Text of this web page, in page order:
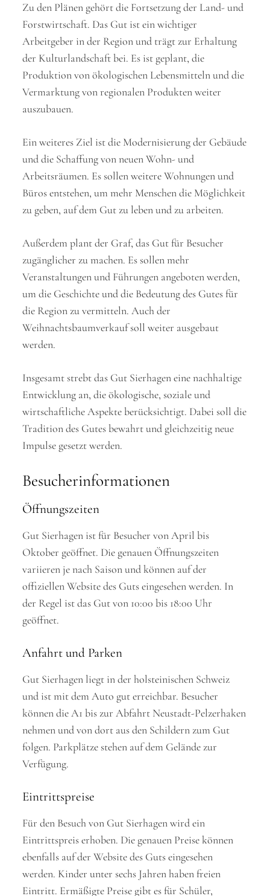
Zu den Plänen gehört die Fortsetzung der Land- und
Forstwirtschaft. Das Gut ist ein wichtiger
Arbeitgeber in der Region und trägt zur Erhaltung
der Kulturlandschaft bei. Es ist geplant, die
Produktion von ökologischen Lebensmitteln und die
Vermarktung von regionalen Produkten weiter
auszubauen.
Ein weiteres Ziel ist die Modernisierung der Gebäude
und die Schaffung von neuen Wohn- und
Arbeitsräumen. Es sollen weitere Wohnungen und
Büros entstehen, um mehr Menschen die Möglichkeit
zu geben, auf dem Gut zu leben und zu arbeiten.
Außerdem plant der Graf, das Gut für Besucher
zugänglicher zu machen. Es sollen mehr
Veranstaltungen und Führungen angeboten werden,
um die Geschichte und die Bedeutung des Gutes für
die Region zu vermitteln. Auch der
Weihnachtsbaumverkauf soll weiter ausgebaut
werden.
Insgesamt strebt das Gut Sierhagen eine nachhaltige
Entwicklung an, die ökologische, soziale und
wirtschaftliche Aspekte berücksichtigt. Dabei soll die
Tradition des Gutes bewahrt und gleichzeitig neue
Impulse gesetzt werden.
Besucherinformationen
Öffnungszeiten
Gut Sierhagen ist für Besucher von April bis
Oktober geöffnet. Die genauen Öffnungszeiten
variieren je nach Saison und können auf der
offiziellen Website des Guts eingesehen werden. In
der Regel ist das Gut von 10:00 bis 18:00 Uhr
geöffnet.
Anfahrt und Parken
Gut Sierhagen liegt in der holsteinischen Schweiz
und ist mit dem Auto gut erreichbar. Besucher
können die A1 bis zur Abfahrt Neustadt-Pelzerhaken
nehmen und von dort aus den Schildern zum Gut
folgen. Parkplätze stehen auf dem Gelände zur
Verfügung.
Eintrittspreise
Für den Besuch von Gut Sierhagen wird ein
Eintrittspreis erhoben. Die genauen Preise können
ebenfalls auf der Website des Guts eingesehen
werden. Kinder unter sechs Jahren haben freien
Eintritt. Ermäßigte Preise gibt es für Schüler,